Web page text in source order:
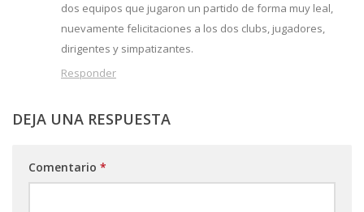
dos equipos que jugaron un partido de forma muy leal,
nuevamente felicitaciones a los dos clubs, jugadores,
dirigentes y simpatizantes.
Responder
DEJA UNA RESPUESTA
Comentario *